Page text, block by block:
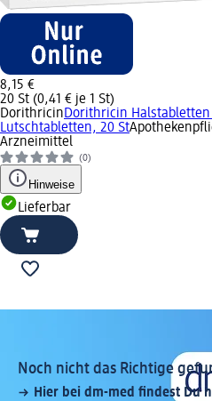
8,15 €
20 St (0,41 € je 1 St)
DorithricinDorithricin Halstabletten
Lutschtabletten, 20 St
Arzneimittel
(0)
Hinweise
Lieferbar
Noch nicht das Richtige
Hier bei dm-med findest Du